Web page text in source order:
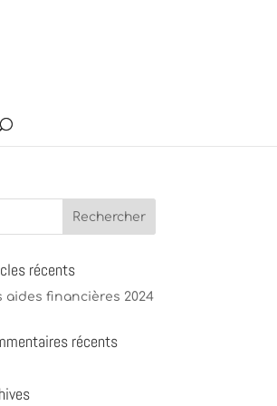
récents
aides financières 2024
récents